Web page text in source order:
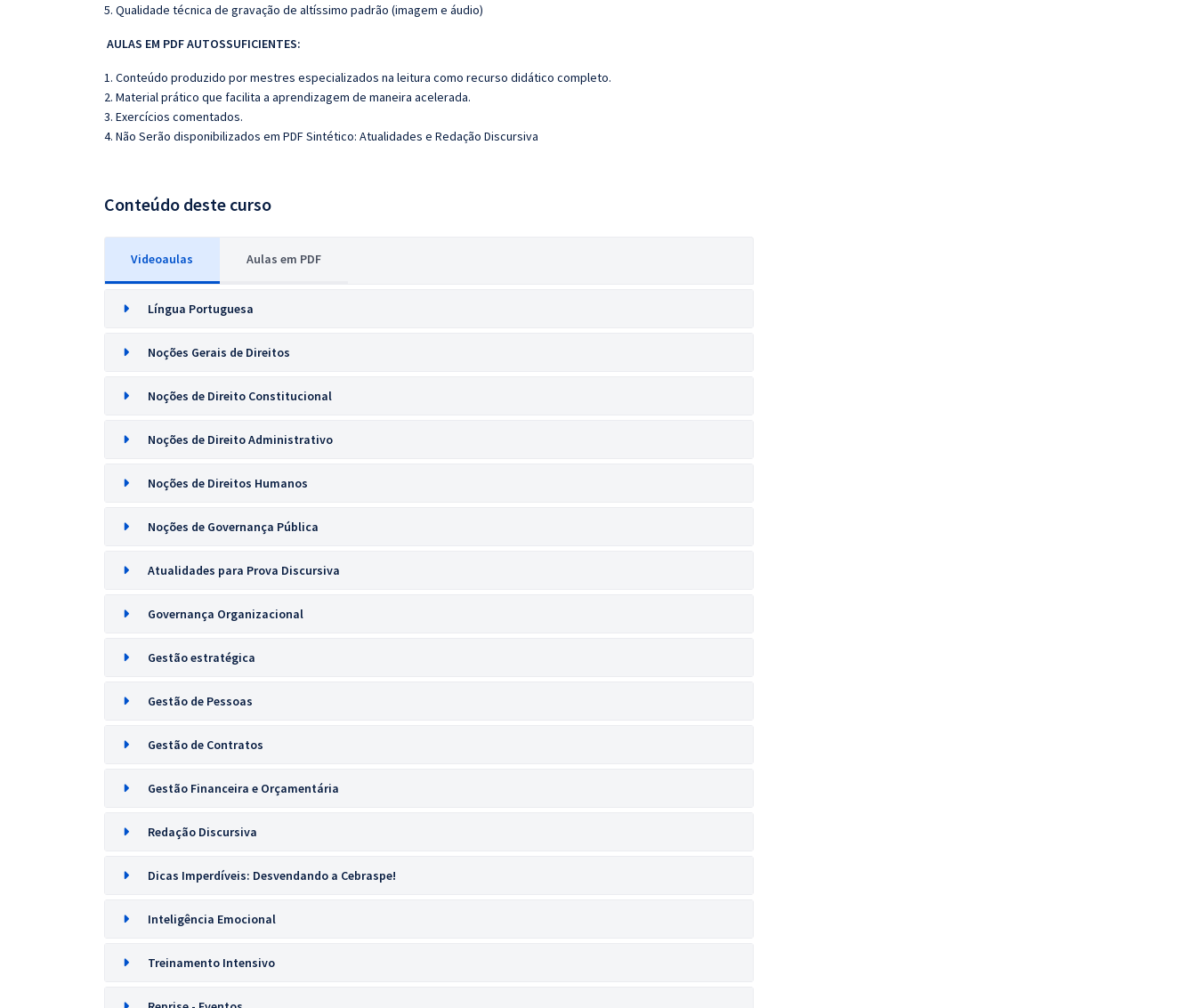
5. Qualidade técnica de gravação de altíssimo padrão (imagem e áudio)
AULAS EM PDF AUTOSSUFICIENTES:
1. Conteúdo produzido por mestres especializados na leitura como recurso didático completo.
2. Material prático que facilita a aprendizagem de maneira acelerada.
3. Exercícios comentados.
4. Não Serão disponibilizados em PDF Sintético: Atualidades e Redação Discursiva
Conteúdo deste curso
Videoaulas Aulas em PDF
Língua Portuguesa
Noções Gerais de Direitos
Noções de Direito Constitucional
Noções de Direito Administrativo
Noções de Direitos Humanos
Noções de Governança Pública
Atualidades para Prova Discursiva
Governança Organizacional
Gestão estratégica
Gestão de Pessoas
Gestão de Contratos
Gestão Financeira e Orçamentária
Redação Discursiva
Dicas Imperdíveis: Desvendando a Cebraspe!
Inteligência Emocional
Treinamento Intensivo